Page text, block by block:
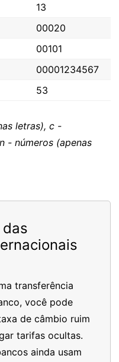
13
00020
00101
00001234567
53
letras), c -
- números (apenas
transferência
você pode
de câmbio ruim
tarifas ocultas.
ainda usam